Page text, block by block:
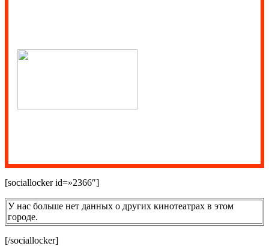
[sociallocker id=»2366″]
У нас больше нет данных о других кинотеатрах в этом
городе.
[/sociallocker]